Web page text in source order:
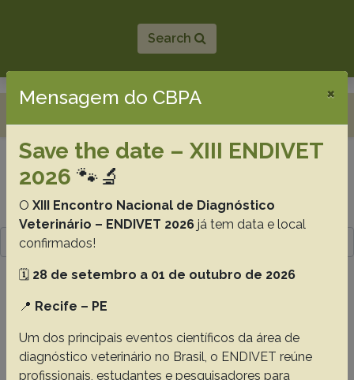
Search
Toggle navigation
Resultado da pesquisa (3)
Termo utilizado na pesquisa
#1 -
Neuron-specific enolase as
biomarker for possible neuronal damage in
Elias B.C. Alfieri A.F. Navarro I.T. Gomes L.A.
Mensagem do CBPA ×
Save the date – XIII ENDIVET
2026 🐾🔬
O XIII Encontro Nacional de Diagnóstico
Veterinário – ENDIVET 2026 já tem data e local
confirmados!
🗓️ 28 de setembro a 01 de outubro de 2026
📍 Recife – PE
Um dos principais eventos científicos da área de
diagnóstico veterinário no Brasil, o ENDIVET reúne
profissionais, estudantes e pesquisadores para